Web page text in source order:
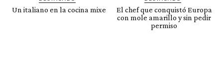
Un italiano en la cocina mixe
El chef que conquistó Europa
con mole amarillo y sin pedir
permiso